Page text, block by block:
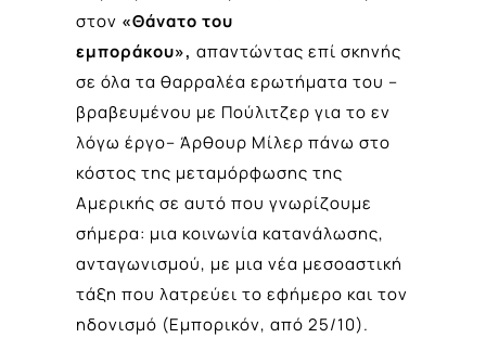
στον «Θάνατο του
εμποράκου», απαντώντας επί σκηνής
σε όλα τα θαρραλέα ερωτήματα του –
βραβευμένου με Πούλιτζερ για το εν
λόγω έργο– Άρθουρ Μίλερ πάνω στο
κόστος της μεταμόρφωσης της
Αμερικής σε αυτό που γνωρίζουμε
σήμερα: μια κοινωνία κατανάλωσης,
ανταγωνισμού, με μια νέα μεσοαστική
τάξη που λατρεύει το εφήμερο και τον
ηδονισμό (Εμπορικόν, από 25/10).